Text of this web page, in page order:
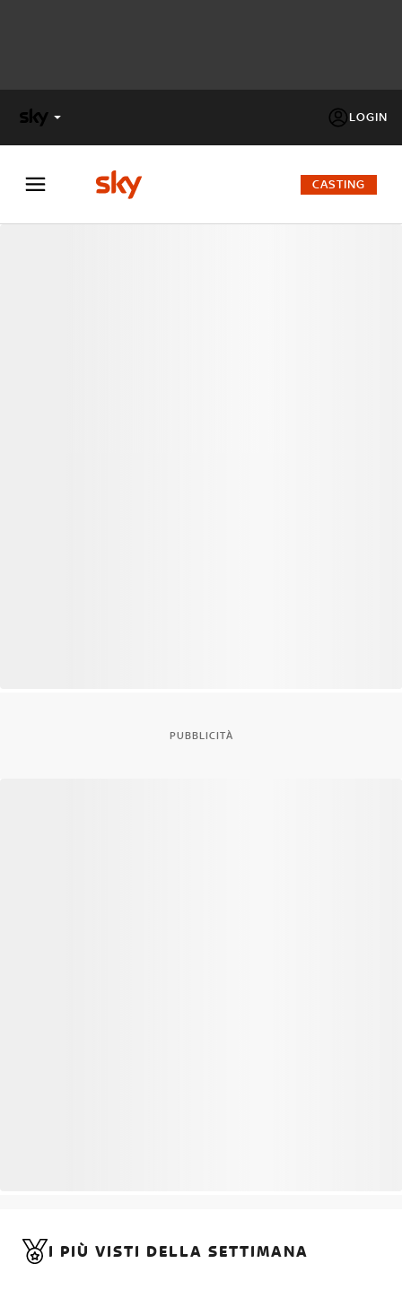
LOGIN
FACTOR
CASTING
PUBBLICITÀ
I PIÙ VISTI DELLA SETTIMANA